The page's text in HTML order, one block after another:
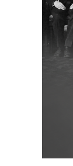
Sivil Toplum
Kamu